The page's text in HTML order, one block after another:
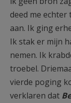
deed me echter
aan. Ik ging
Ik stak er mijn
nemen. Ik
troebel.
vierde poging
verklaren dat